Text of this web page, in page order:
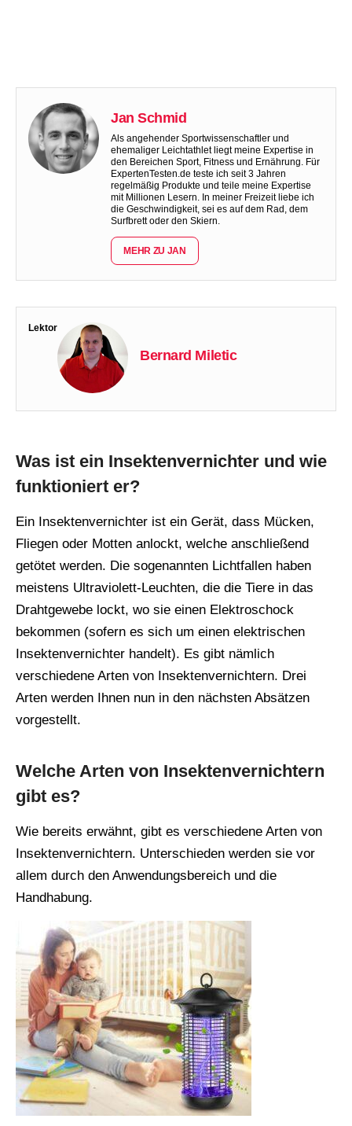
Jan Schmid
Als angehender Sportwissenschaftler und
ehemaliger Leichtathlet liegt meine Expertise in
den Bereichen Sport, Fitness und Ernährung. Für
ExpertenTesten.de teste ich seit 3 Jahren
regelmäßig Produkte und teile meine Expertise
mit Millionen Lesern. In meiner Freizeit liebe ich
die Geschwindigkeit, sei es auf dem Rad, dem
Surfbrett oder den Skiern.
MEHR ZU JAN
Lektor
Bernard Miletic
Was ist ein Insektenvernichter und wie
funktioniert er?
Ein Insektenvernichter ist ein Gerät, dass Mücken,
Fliegen oder Motten anlockt, welche anschließend
getötet werden. Die sogenannten Lichtfallen haben
meistens Ultraviolett-Leuchten, die die Tiere in das
Drahtgewebe lockt, wo sie einen Elektroschock
bekommen (sofern es sich um einen elektrischen
Insektenvernichter handelt). Es gibt nämlich
verschiedene Arten von Insektenvernichtern. Drei
Arten werden Ihnen nun in den nächsten Absätzen
vorgestellt.
Welche Arten von Insektenvernichtern
gibt es?
Wie bereits erwähnt, gibt es verschiedene Arten von
Insektenvernichtern. Unterschieden werden sie vor
allem durch den Anwendungsbereich und die
Handhabung.